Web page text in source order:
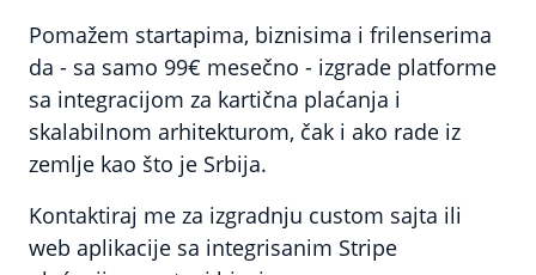
Pomažem startapima, biznisima i frilenserima
da - sa samo 99€ mesečno - izgrade platforme
sa integracijom za kartična plaćanja i
skalabilnom arhitekturom, čak i ako rade iz
zemlje kao što je Srbija.
Kontaktiraj me za izgradnju custom sajta ili
web aplikacije sa integrisanim Stripe